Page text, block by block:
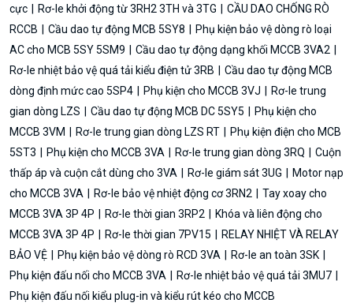
cực
Rơ-le khởi động từ 3RH2 3TH và 3TG
CẦU DAO CHỐNG RÒ
RCCB
Cầu dao tự động MCB 5SY8
Phụ kiện bảo vệ dòng rò loại
AC cho MCB 5SY 5SM9
Cầu dao tự động dạng khối MCCB 3VA2
Rơ-le nhiệt bảo vệ quá tải kiểu điện tử 3RB
Cầu dao tự động MCB
dòng định mức cao 5SP4
Phụ kiện cho MCCB 3VJ
Rơ-le trung
gian dòng LZS
Cầu dao tự động MCB DC 5SY5
Phụ kiện cho
MCCB 3VM
Rơ-le trung gian dòng LZS RT
Phụ kiện điện cho MCB
5ST3
Phụ kiện cho MCCB 3VA Rơ-le trung gian dòng 3RQ
Cuộn
thấp áp và cuộn cắt dùng cho 3VA
Rơ-le giám sát 3UG
Motor nạp
cho MCCB 3VA
Rơ-le bảo vệ nhiệt động cơ 3RN2
Tay xoay cho
MCCB 3VA 3P 4P
Rơ-le thời gian 3RP2
Khóa và liên động cho
MCCB 3VA 3P 4P
Rơ-le thời gian 7PV15
RELAY NHIỆT VÀ RELAY
BẢO VỆ
Phụ kiện bảo vệ dòng rò RCD 3VA
Rơ-le an toàn 3SK
Phụ kiện đấu nối cho MCCB 3VA
Rơ-le nhiệt bảo vệ quá tải 3MU7
Phụ kiện đấu nối kiểu plug-in và kiểu rút kéo cho MCCB